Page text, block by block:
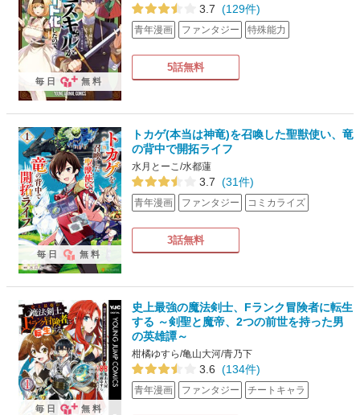
3.7 (129件)
青年漫画 ファンタジー 特殊能力
5話無料
毎日 無料
トカゲ(本当は神竜)を召喚した聖獣使い、竜
の背中で開拓ライフ
水月とーこ/水都蓮
3.7 (31件)
青年漫画 ファンタジー コミカライズ
3話無料
毎日 無料
史上最強の魔法剣士、Fランク冒険者に転生
する ～剣聖と魔帝、2つの前世を持った男
の英雄譚～
柑橘ゆすら/亀山大河/青乃下
3.6 (134件)
青年漫画 ファンタジー チートキャラ
毎日 無料